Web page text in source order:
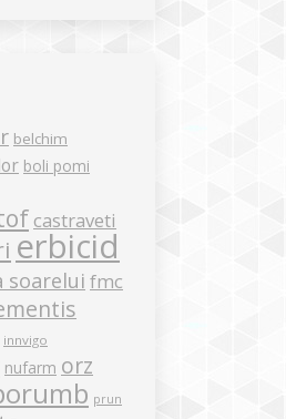
belchim
boli pomi
castraveti
erbicid
soarelui fmc
innvigo
nufarm orz
prun